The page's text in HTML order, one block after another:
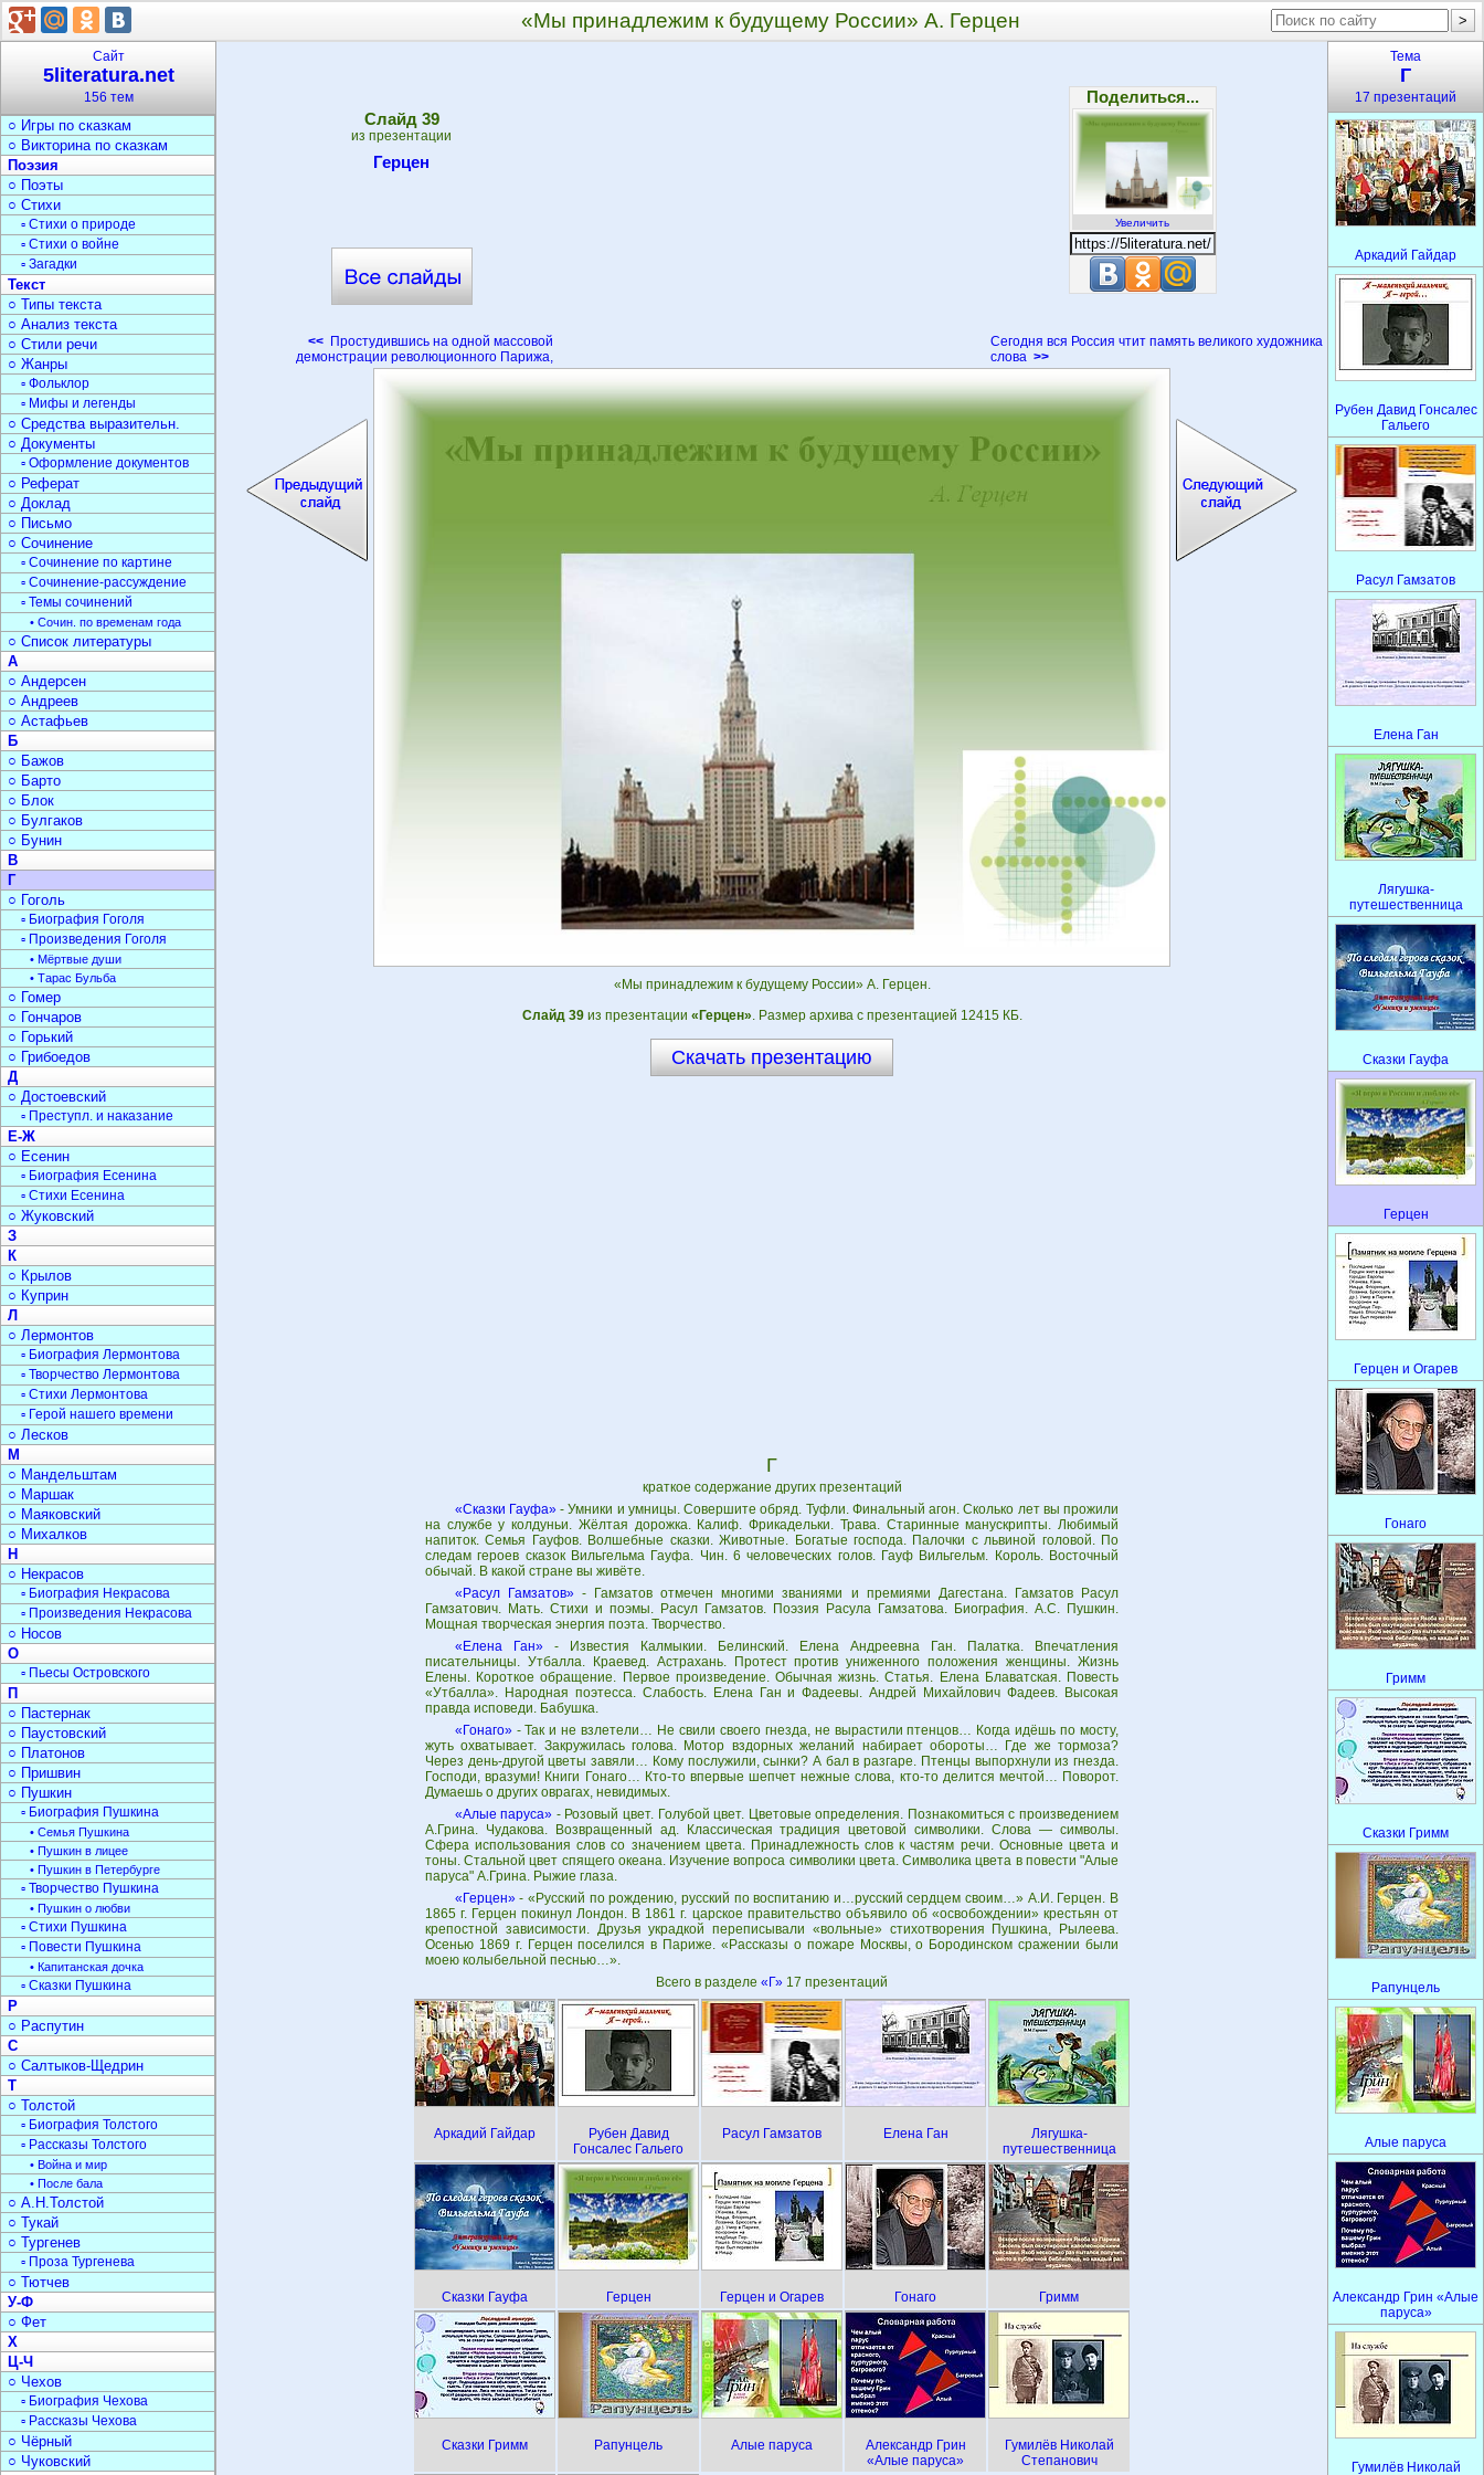
«Мы принадлежим к будущему России» А. Герцен
Cлайд 39
из презентации
Герцен
Поделиться...
Увеличить
<< Простудившись на одной массовой
демонстрации революционного Парижа,
Сегодня вся Россия чтит память великого художника
слова >>
«Мы принадлежим к будущему России» А. Герцен.
Слайд 39из презентации «Герцен». Размер архива с презентацией 12415 КБ.
Скачать презентацию
Г
краткое содержание других презентаций
«Сказки Гауфа»- Умники и умницы. Совершите обряд. Туфли. Финальный агон. Сколько лет вы прожили
на службе у колдуньи. Жёлтая дорожка. Калиф. Фрикадельки. Трава. Старинные манускрипты. Любимый
напиток. Семья Гауфов. Волшебные сказки. Животные. Богатые господа. Палочки с львиной головой. По
следам героев сказок Вильгельма Гауфа. Чин. 6 человеческих голов. Гауф Вильгельм. Король. Восточный
обычай. В какой стране вы живёте.
«Расул Гамзатов»- Гамзатов отмечен многими званиями и премиями Дагестана. Гамзатов Расул
Гамзатович. Мать. Стихи и поэмы. Расул Гамзатов. Поэзия Расула Гамзатова. Биография. А.С. Пушкин.
Мощная творческая энергия поэта. Творчество.
«Елена Ган»- Известия Калмыкии. Белинский. Елена Андреевна Ган. Палатка. Впечатления
писательницы. Утбалла. Краевед. Астрахань. Протест против униженного положения женщины. Жизнь
Елены. Короткое обращение. Первое произведение. Обычная жизнь. Статья. Елена Блаватская. Повесть
«Утбалла». Народная поэтесса. Слабость. Елена Ган и Фадеевы. Андрей Михайлович Фадеев. Высокая
правда исповеди. Бабушка.
«Гонаго»- Так и не взле­тели… Не свили своего гнезда, не вырастили птенцов… Когда идёшь по мосту,
жуть охватывает. Закружилась голо­ва. Мотор вздорных желаний набирает оборо­ты… Где же тормоза?
Через день-другой цветы завяли… Кому послужили, сынки? А бал в разгаре. Птенцы выпорхнули из гнезда.
Господи, вразуми! Книги Гонаго… Кто-то впервые шепчет нежные слова, кто-то делится мечтой… Поворот.
Думаешь о других оврагах, невидимых.
«Алые паруса» - Розовый цвет. Голубой цвет. Цветовые определения. Познакомиться с произведением
А.Грина. Чудакова. Возвращенный ад. Классическая традиция цветовой символики. Слова — символы.
Сфера использования слов со значением цвета. Принадлежность слов к частям речи. Основные цвета и
тоны. Стальной цвет спящего океана. Изучение вопроса символики цвета. Символика цвета в повести "Алые
паруса" А.Грина. Рыжие глаза.
«Герцен»- «Русский по рождению, русский по воспитанию и…русский сердцем своим…» А.И. Герцен. В
1865 г. Герцен покинул Лондон. В 1861 г. царское правительство объявило об «освобождении» крестьян от
крепостной зависимости. Друзья украдкой переписывали «вольные» стихотворения Пушкина, Рылеева.
Осенью 1869 г. Герцен поселился в Париже. «Рассказы о пожаре Москвы, о Бородинском сражении были
моею колыбельной песнью…».
Всего в разделе «Г» 17 презентаций
Аркадий Гайдар
Рубен Давид
Гонсалес Гальего
Расул Гамзатов Елена Ган
Лягушка-
путешественница
Сказки Гауфа Герцен Герцен и Огарев Гонаго Гримм
Сказки Гримм Рапунцель Алые паруса
Александр Грин
«Алые паруса»
Гумилёв Николай
Степанович
Сайт
5literatura.net
156 тем
○ Библиотеки
○ Журналистика
Сказки
○ Герои сказок
○ Сказки народов
▫ Русские народн.сказки
○ Игры по сказкам
○ Викторина по сказкам
Поэзия
○ Поэты
○ Стихи
▫ Стихи о природе
▫ Стихи о войне
▫ Загадки
Текст
○ Типы текста
○ Анализ текста
○ Стили речи
○ Жанры
▫ Фольклор
▫ Мифы и легенды
○ Средства выразительн.
○ Документы
▫ Оформление документов
○ Реферат
○ Доклад
○ Письмо
○ Сочинение
▫ Сочинение по картине
▫ Сочинение-рассуждение
▫ Темы сочинений
• Сочин. по временам года
○ Список литературы
А
○ Андерсен
○ Андреев
○ Астафьев
Б
○ Бажов
○ Барто
○ Блок
○ Булгаков
○ Бунин
В
Г
○ Гоголь
▫ Биография Гоголя
▫ Произведения Гоголя
• Мёртвые души
• Тарас Бульба
○ Гомер
○ Гончаров
○ Горький
○ Грибоедов
Д
○ Достоевский
▫ Преступл. и наказание
Е-Ж
○ Есенин
▫ Биография Есенина
▫ Стихи Есенина
○ Жуковский
З
К
○ Крылов
○ Куприн
Л
○ Лермонтов
▫ Биография Лермонтова
▫ Творчество Лермонтова
▫ Стихи Лермонтова
▫ Герой нашего времени
○ Лесков
М
○ Мандельштам
○ Маршак
○ Маяковский
○ Михалков
Н
○ Некрасов
▫ Биография Некрасова
▫ Произведения Некрасова
○ Носов
О
▫ Пьесы Островского
П
○ Пастернак
○ Паустовский
○ Платонов
○ Пришвин
○ Пушкин
▫ Биография Пушкина
• Семья Пушкина
• Пушкин в лицее
• Пушкин в Петербурге
▫ Творчество Пушкина
• Пушкин о любви
▫ Стихи Пушкина
▫ Повести Пушкина
• Капитанская дочка
▫ Сказки Пушкина
Р
○ Распутин
С
○ Салтыков-Щедрин
Т
○ Толстой
▫ Биография Толстого
▫ Рассказы Толстого
• Война и мир
• После бала
○ А.Н.Толстой
○ Тукай
○ Тургенев
▫ Проза Тургенева
○ Тютчев
У-Ф
○ Фет
Х
Ц-Ч
○ Чехов
▫ Биография Чехова
▫ Рассказы Чехова
○ Чёрный
○ Чуковский
Тема
Г
17 презентаций
Аркадий Гайдар
Рубен Давид Гонсалес
Гальего
Расул Гамзатов
Елена Ган
Лягушка-
путешественница
Сказки Гауфа
Герцен
Герцен и Огарев
Гонаго
Гримм
Сказки Гримм
Рапунцель
Алые паруса
Александр Грин «Алые
паруса»
Гумилёв Николай